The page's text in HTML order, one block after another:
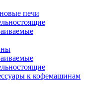
печи
к кофемашинам